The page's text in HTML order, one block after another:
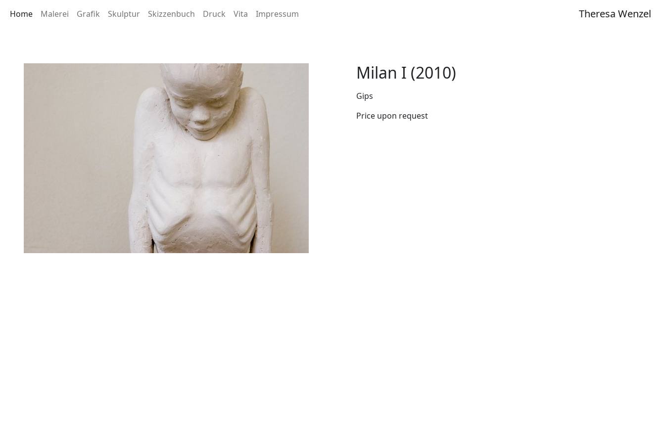
Home Malerei Grafik Skulptur Skizzenbuch Druck Vita Impressum Theresa Wenzel
Milan I (2010)
Gips
Price upon request